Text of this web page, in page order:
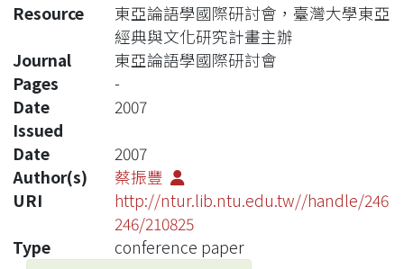
Resource
東亞論語學國際研討會，臺灣大學東亞
經典與文化研究計畫主辦
Journal
東亞論語學國際研討會
Pages
-
Date
Issued
2007
Date
2007
Author(s)
蔡振豐
URI
http://ntur.lib.ntu.edu.tw//handle/246
246/210825
Type
conference paper